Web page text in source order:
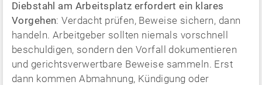
Diebstahl am Arbeitsplatz erfordert ein klares
Vorgehen: Verdacht prüfen, Beweise sichern, dann
handeln. Arbeitgeber sollten niemals vorschnell
beschuldigen, sondern den Vorfall dokumentieren
und gerichtsverwertbare Beweise sammeln. Erst
dann kommen Abmahnung, Kündigung oder